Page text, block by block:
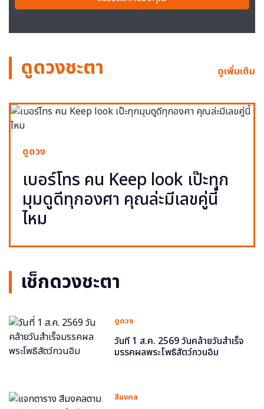
ดูดวงชะตา ดูเพิ่มเติม
ดูดวง
เบอร์โทร คน Keep look เป๊ะทุก
มุมดูดีทุกองศา คุณล่ะมีเลขคู่นี้
ไหม
เช็กดวงชะตา
ดูดวง
วันที่ 1 ส.ค. 2569 วันคล้ายวันสำเร็จ
มรรคผลพระโพธิสัตว์กวนอิม
สีมงคล